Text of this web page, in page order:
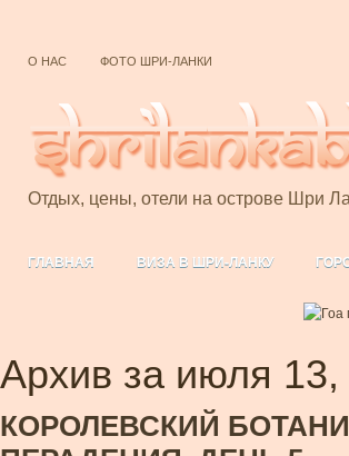
О НАС ФОТО ШРИ-ЛАНКИ
Отдых, цены, отели на острове Шри
ГЛАВНАЯ ВИЗА В ШРИ-ЛАНКУ
ИНТЕРНЕТ В
СНОРКЛИНГ НА ШРИ-ЛАНКЕ
ТРАНСПОРТ
Архив за июля 13,
КОРОЛЕВСКИЙ